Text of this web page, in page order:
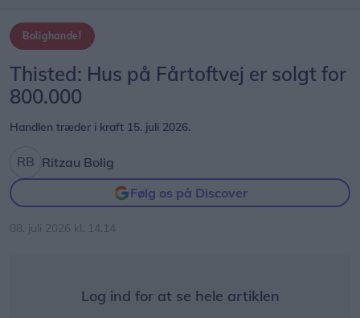
Bolighandel
Thisted: Hus på Fårtoftvej er solgt for
800.000
Handlen træder i kraft 15. juli 2026.
Ritzau Bolig
Følg os på Discover
08. juli 2026 kl. 14.14
Log ind for at se hele artiklen